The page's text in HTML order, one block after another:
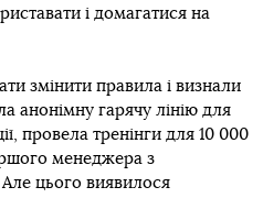
і домагатися на
змінити правила і визнали
анонімну гарячу лінію для
провела тренінги для 10 000
менеджера з
Але цього виявилося